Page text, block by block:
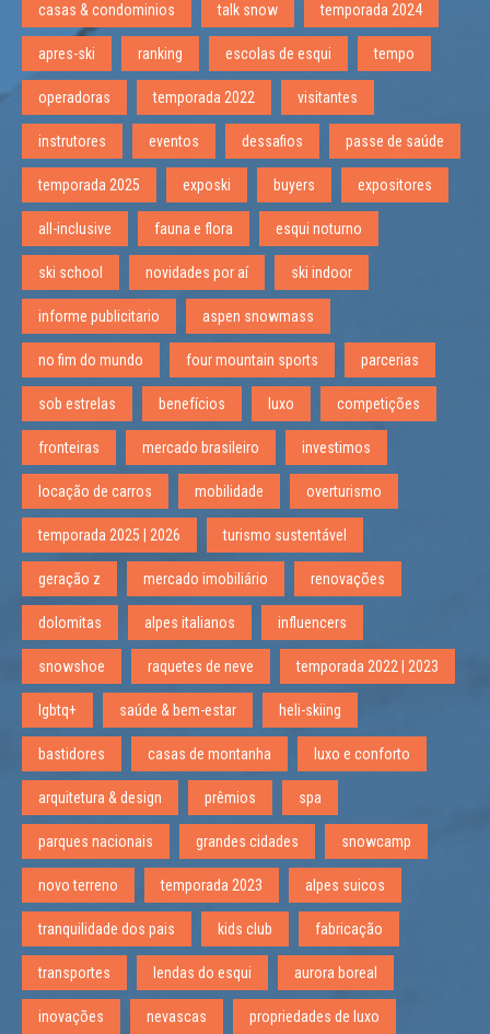
casas & condominios talk snow temporada 2024
apres-ski ranking escolas de esqui tempo
operadoras temporada 2022 visitantes
instrutores eventos dessafios passe de saúde
temporada 2025 exposki buyers expositores
all-inclusive fauna e flora esqui noturno
ski school novidades por aí ski indoor
informe publicitario aspen snowmass
no fim do mundo four mountain sports parcerias
sob estrelas benefícios luxo competições
fronteiras mercado brasileiro investimos
locação de carros mobilidade overturismo
temporada 2025 | 2026 turismo sustentável
geração z mercado imobiliário renovações
dolomitas alpes italianos influencers
snowshoe raquetes de neve temporada 2022 | 2023
lgbtq+ saúde & bem-estar heli-skiing
bastidores casas de montanha luxo e conforto
arquitetura & design prêmios spa
parques nacionais grandes cidades snowcamp
novo terreno temporada 2023 alpes suicos
tranquilidade dos pais kids club fabricação
transportes lendas do esqui aurora boreal
inovações nevascas propriedades de luxo